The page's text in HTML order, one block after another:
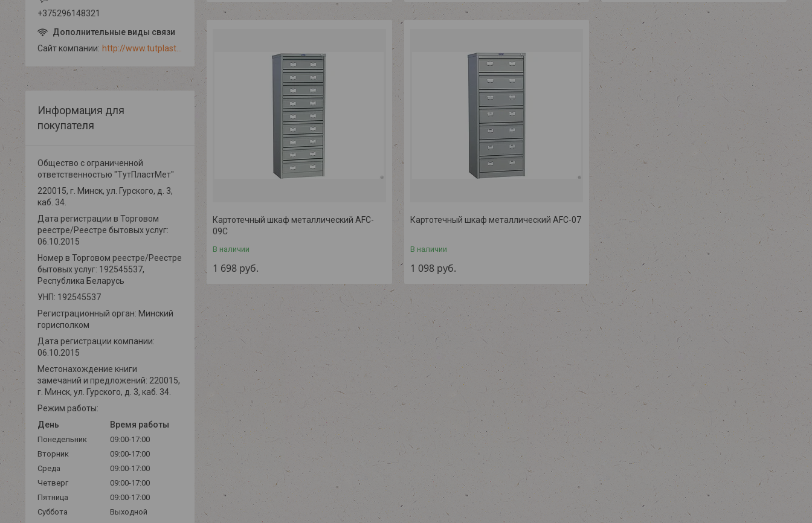
Картотечный шкаф металлический AFC-
09C
В наличии
1 698 руб.
Картотечный шкаф металлический AFC-07
В наличии
1 098 руб.
+375296148321
Сайт компании
Информация для
покупателя
Общество с ограниченной
ответственностью "ТутПластМет"
220015, г. Минск, ул. Гурского, д. 3,
каб. 34.
Дата регистрации в Торговом
реестре/Реестре бытовых услуг:
06.10.2015
Номер в Торговом реестре/Реестре
бытовых услуг: 192545537,
Республика Беларусь
УНП: 192545537
Регистрационный орган: Минский
горисполком
Дата регистрации компании:
06.10.2015
Местонахождение книги
замечаний и предложений: 220015,
г. Минск, ул. Гурского, д. 3, каб. 34.
Режим работы:
День
Время работы
Понедельник
09:00-17:00
Вторник
09:00-17:00
Среда
09:00-17:00
Четверг
09:00-17:00
Пятница
09:00-17:00
Суббота
Выходной